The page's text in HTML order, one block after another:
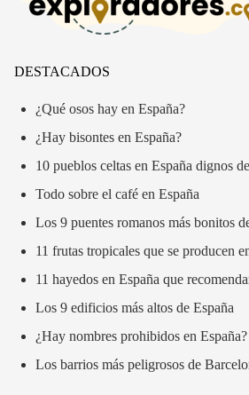
DESTACADOS
¿Qué osos hay en España?
¿Hay bisontes en España?
10 pueblos celtas en España dignos
Todo sobre el café en España
Los 9 puentes romanos más bonitos
11 frutas tropicales que se producen
11 hayedos en España que
Los 9 edificios más altos de España
¿Hay nombres prohibidos en España?
Los barrios más peligrosos de